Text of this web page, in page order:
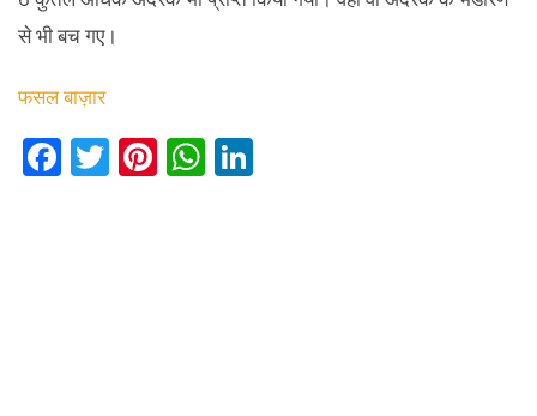
से भी बच गए।
फसल बाज़ार
F T Pi W